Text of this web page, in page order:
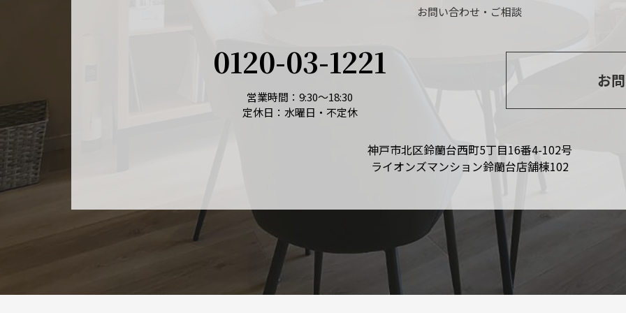
お問い合わせ・ご相談
0120-03-1221
営業時間：9:30～18:30
定休日：水曜日・不定休
お
神戸市北区鈴蘭台西町5丁目16番4-102号
ライオンズマンション鈴蘭台店舗棟102